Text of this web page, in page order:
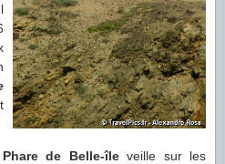
de Belle-îleveille sur les